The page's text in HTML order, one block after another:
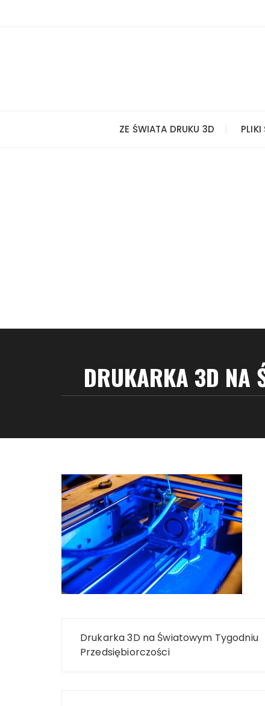
ZE ŚWIATA DRUKU 3D PLIKI
DRUKARKA 3D NA
Nawigacja
wpisu
Drukarka 3D na Światowym Tygodniu
Przedsiębiorczości